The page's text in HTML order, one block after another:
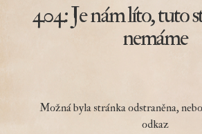
404: Je nám líto, tuto
nemáme
Možná byla stránka odstraněna,
odkaz